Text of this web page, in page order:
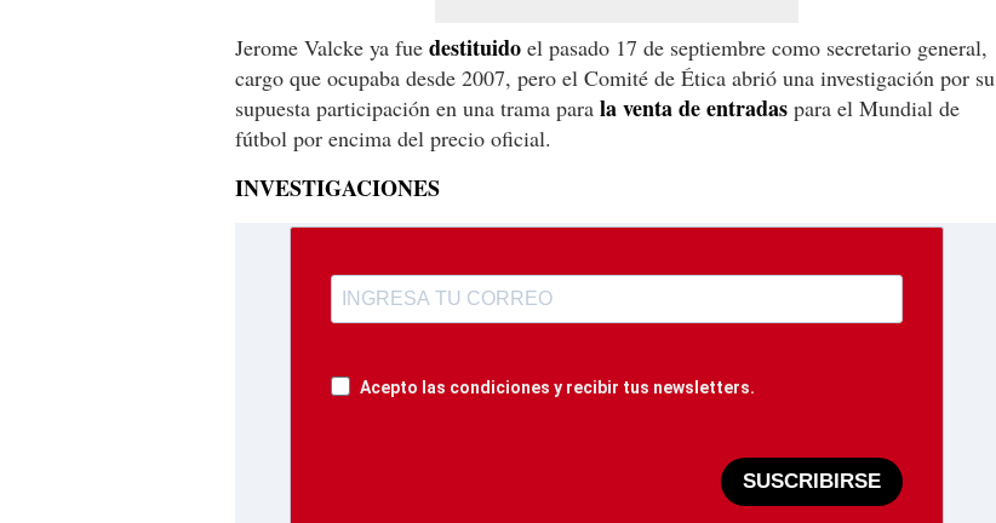
Jerome Valcke ya fue destituido el pasado 17 de septiembre como secretario general,
cargo que ocupaba desde 2007, pero el Comité de Ética abrió una investigación por su
supuesta participación en una trama para la venta de entradas para el Mundial de
fútbol por encima del precio oficial.
INVESTIGACIONES
Acepto las condiciones y recibir tus newsletters.
SUSCRIBIRSE